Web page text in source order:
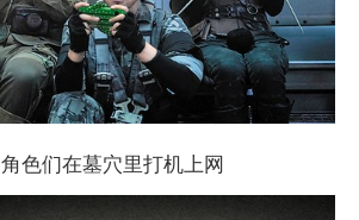
角色们在墓穴里打机上网